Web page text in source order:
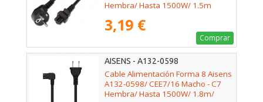
Hembra/ Hasta 1500W/ 1.5m
3,19 €
Comprar
AISENS - A132-0598
Cable Alimentación Forma 8 Aisens
A132-0598/ CEE7/16 Macho - C7
Hembra/ Hasta 1500W/ 1.8m/